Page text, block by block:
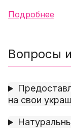
Подробнее
Вопросы
на свои